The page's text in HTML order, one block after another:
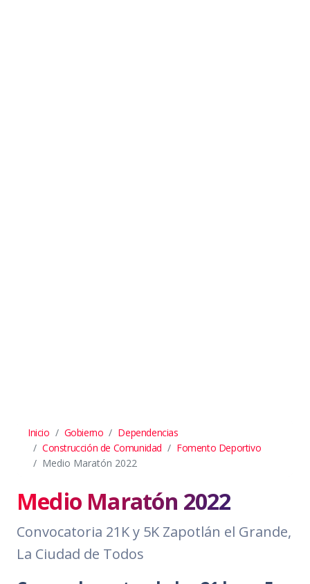
Inicio Gobierno
Dependencias
Construcción de Comunidad
Fomento Deportivo
Medio Maratón 2022
Medio Maratón 2022
Convocatoria 21K y 5K Zapotlán el Grande,
La Ciudad de Todos